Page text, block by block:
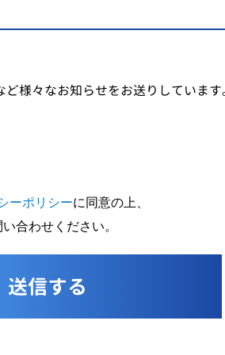
様々なお知らせをお送りしています
ーポリシーに同意の上、
い合わせください。